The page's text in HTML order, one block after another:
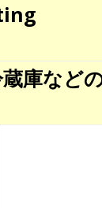
庫など